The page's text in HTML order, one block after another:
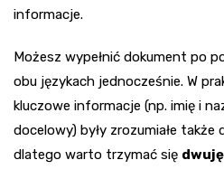
informacje.
Możesz wypełnić dokument po
obu językach jednocześnie. W
kluczowe informacje (np. imię i
docelowy) były zrozumiałe także
dlatego warto trzymać się